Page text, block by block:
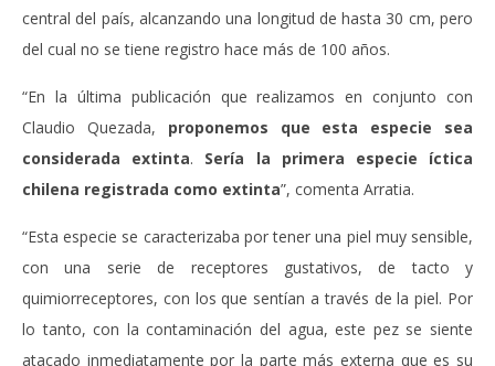
central del país, alcanzando una longitud de hasta 30 cm, pero
del cual no se tiene registro hace más de 100 años.
“En la última publicación que realizamos en conjunto con
Claudio Quezada, proponemos que esta especie sea
considerada extinta. Sería la primera especie íctica
chilena registrada como extinta”, comenta Arratia.
“Esta especie se caracterizaba por tener una piel muy sensible,
con una serie de receptores gustativos, de tacto y
quimiorreceptores, con los que sentían a través de la piel. Por
lo tanto, con la contaminación del agua, este pez se siente
atacado inmediatamente por la parte más externa que es su